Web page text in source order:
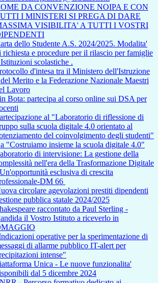
DA CONVENZIONE NOIPA E CON
I MINISTERI SI PREGA DI DARE
VISIBILITA' A TUTTI I VOSTRI
dello Studente A.S. 2024/2025. Modalita'
richiesta e procedure per il rilascio per famiglie
scolastiche .
d'intesa tra il Ministero dell'Istruzione
Merito e la Federazione Nazionale Maestri
Lavoro
Bota: partecipa al corso online sui DSA per
al "Laboratorio di riflessione di
sulla scuola digitale 4.0 orientato al
del coinvolgimento degli studenti"
"Costruiamo insieme la scuola digitale 4.0"
di intervisione: La gestione della
nell'era della Trasformazione Digitale
esclusiva di crescita
DM 66
circolare agevolazioni prestiti dipendenti
pubblica statale 2024/2025
raccontato da Paul Sterling -
il Vostro Istituto a riceverlo in
operative per la sperimentazione di
di allarme pubblico IT-alert per
intense"
Unica - Le nuove funzionalita'
dal 5 dicembre 2024